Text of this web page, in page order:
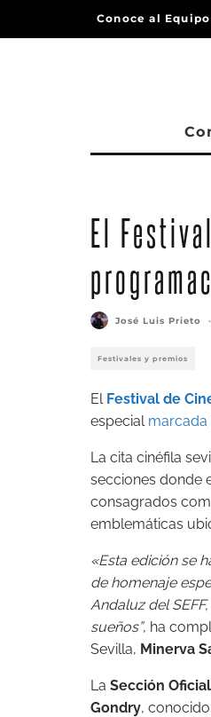
Conoce al Equipo
El
José Luis Prieto ·
Festivales y premios
El Festival de
especial marcada
La cita cinéfila
secciones donde
consagrados
emblemáticas
«Esta edición se
de homenaje
Andaluz del
sueños”, ha
Sevilla, Minerva
La Sección Oficial
Gondry,